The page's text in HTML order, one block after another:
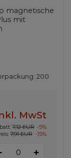
magnetische
mit
200
MwSt
7,12 EUR -5%
7,91 EUR -15%
+